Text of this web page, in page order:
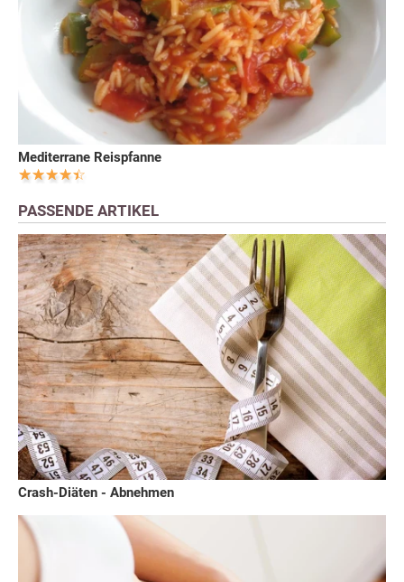
Mediterrane Reispfanne
PASSENDE ARTIKEL
Crash-Diäten - Abnehmen